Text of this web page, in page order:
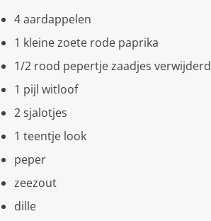
4 aardappelen
1 kleine zoete rode paprika
1/2 rood pepertje zaadjes verwijderd
1 pijl witloof
2 sjalotjes
1 teentje look
peper
zeezout
dille